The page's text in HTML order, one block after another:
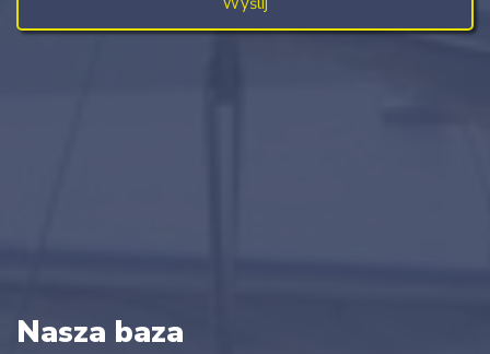
Nasza baza